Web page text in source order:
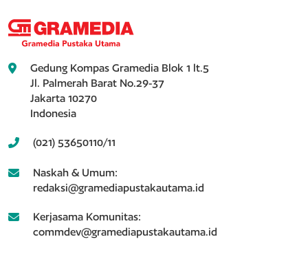
Gedung Kompas Gramedia Blok 1 lt.5
Jl. Palmerah Barat No.29-37
Jakarta 10270
Indonesia
(021) 53650110/11
Naskah & Umum:
redaksi@gramediapustakautama.id
Kerjasama Komunitas:
commdev@gramediapustakautama.id